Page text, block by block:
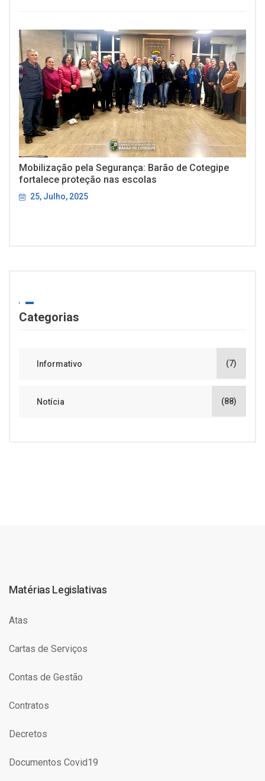
Mobilização pela Segurança: Barão de Cotegipe
fortalece proteção nas escolas
25, Julho, 2025
Categorias
Informativo (7)
Notícia (88)
Matérias Legislativas
Atas
Cartas de Serviços
Contas de Gestão
Contratos
Decretos
Documentos Covid19